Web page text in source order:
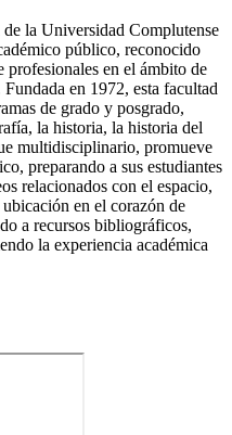
la Universidad Complutense
público, reconocido
profesionales en el ámbito de
en 1972, esta facultad
de grado y posgrado,
la historia, la historia del
multidisciplinario, promueve
preparando a sus estudiantes
relacionados con el espacio,
en el corazón de
a recursos bibliográficos,
la experiencia académica